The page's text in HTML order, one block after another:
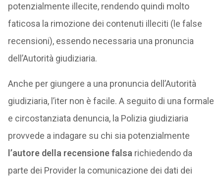
potenzialmente illecite, rendendo quindi molto
faticosa la rimozione dei contenuti illeciti (le false
recensioni), essendo necessaria una pronuncia
dell’Autorità giudiziaria.
Anche per giungere a una pronuncia dell’Autorità
giudiziaria, l’iter non è facile. A seguito di una formale
e circostanziata denuncia, la Polizia giudiziaria
provvede a indagare su chi sia potenzialmente
l’autore della recensione falsa richiedendo da
parte dei Provider la comunicazione dei dati dei